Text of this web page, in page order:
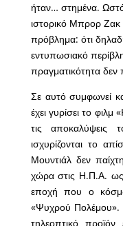
ήταν… στημένα.
ιστορικό Μπρορ Ζακ
πρόβλημα: ότι
εντυπωσιακό
πραγματικότητα δεν
Σε αυτό συμφωνεί
έχει γυρίσει το
τις
ισχυρίζονται το
Μουντιάλ δεν
χώρα στις Η.Π.Α.
εποχή που ο
«Ψυχρού Πολέμου».
τηλεοπτικό